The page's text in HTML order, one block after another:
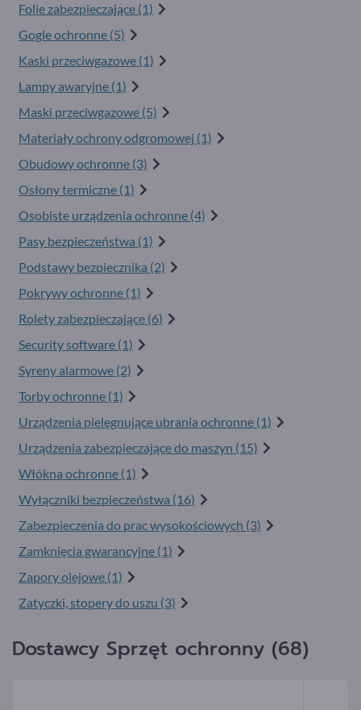
Folie zabezpieczające (1)
Gogle ochronne (5)
Kaski przeciwgazowe (1)
Lampy awaryjne (1)
Maski przeciwgazowe (5)
Materiały ochrony odgromowej (1)
Obudowy ochronne (3)
Osłony termiczne (1)
Osobiste urządzenia ochronne (4)
Pasy bezpieczeństwa (1)
Podstawy bezpiecznika (2)
Pokrywy ochronne (1)
Rolety zabezpieczające (6)
Security software (1)
Syreny alarmowe (2)
Torby ochronne (1)
Urządzenia pielęgnujące ubrania ochronne (1)
Urządzenia zabezpieczające do maszyn (15)
Włókna ochronne (1)
Wyłączniki bezpieczeństwa (16)
Zabezpieczenia do prac wysokościowych (3)
Zamknięcia gwarancyjne (1)
Zapory olejowe (1)
Zatyczki, stopery do uszu (3)
Dostawcy Sprzęt ochronny (68)